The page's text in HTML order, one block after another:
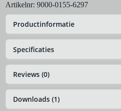
Artikelnr: 9000-0155-6297
Productinformatie
Specificaties
Reviews (0)
Downloads (1)